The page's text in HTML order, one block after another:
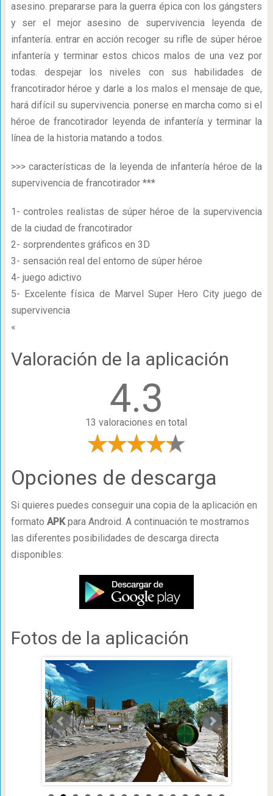
asesino. prepararse para la guerra épica con los gángsters
y ser el mejor asesino de supervivencia leyenda de
infantería. entrar en acción recoger su rifle de súper héroe
infantería y terminar estos chicos malos de una vez por
todas. despejar los niveles con sus habilidades de
francotirador héroe y darle a los malos el mensaje de que,
hará difícil su supervivencia. ponerse en marcha como si el
héroe de francotirador leyenda de infantería y terminar la
línea de la historia matando a todos.
>>> características de la leyenda de infantería héroe de la
supervivencia de francotirador ***
1- controles realistas de súper héroe de la supervivencia
de la ciudad de francotirador
2- sorprendentes gráficos en 3D
3- sensación real del entorno de súper héroe
4- juego adictivo
5- Excelente física de Marvel Super Hero City juego de
supervivencia
«
Valoración de la aplicación
4.3
13 valoraciones en total
Opciones de descarga
Si quieres puedes conseguir una copia de la aplicación en
formato APKpara Android. A continuación te mostramos
las diferentes posibilidades de descarga directa
disponibles:
Fotos de la aplicación